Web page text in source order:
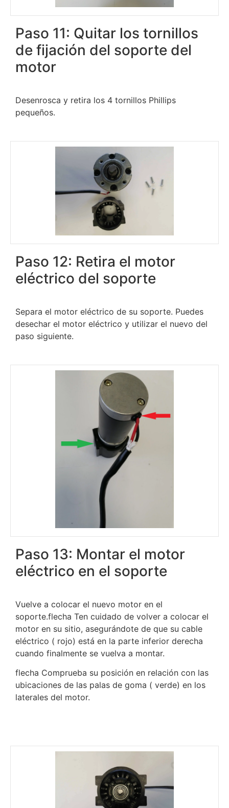
Paso 11: Quitar los tornillos
de fijación del soporte del
motor
Desenrosca y retira los 4 tornillos Phillips
pequeños.
Paso 12: Retira el motor
eléctrico del soporte
Separa el motor eléctrico de su soporte. Puedes
desechar el motor eléctrico y utilizar el nuevo del
paso siguiente.
Paso 13: Montar el motor
eléctrico en el soporte
Vuelve a colocar el nuevo motor en el
soporte.flecha Ten cuidado de volver a colocar el
motor en su sitio, asegurándote de que su cable
eléctrico ( rojo) está en la parte inferior derecha
cuando finalmente se vuelva a montar.
flecha Comprueba su posición en relación con las
ubicaciones de las palas de goma ( verde) en los
laterales del motor.